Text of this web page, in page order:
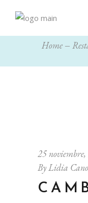
Home
25
ByLidia Cano